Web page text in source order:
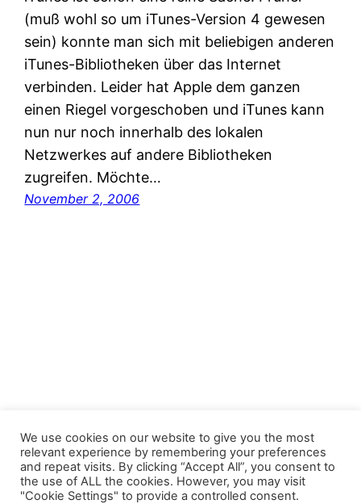
(muß wohl so um iTunes-Version 4 gewesen
sein) konnte man sich mit beliebigen anderen
iTunes-Bibliotheken über das Internet
verbinden. Leider hat Apple dem ganzen
einen Riegel vorgeschoben und iTunes kann
nun nur noch innerhalb des lokalen
Netzwerkes auf andere Bibliotheken
zugreifen. Möchte…
November 2, 2006
Proudly powered byWordPress
We use cookies on our website to give you the most
relevant experience by remembering your preferences
and repeat visits. By clicking “Accept All”, you consent to
the use of ALL the cookies. However, you may visit
"Cookie Settings" to provide a controlled consent.